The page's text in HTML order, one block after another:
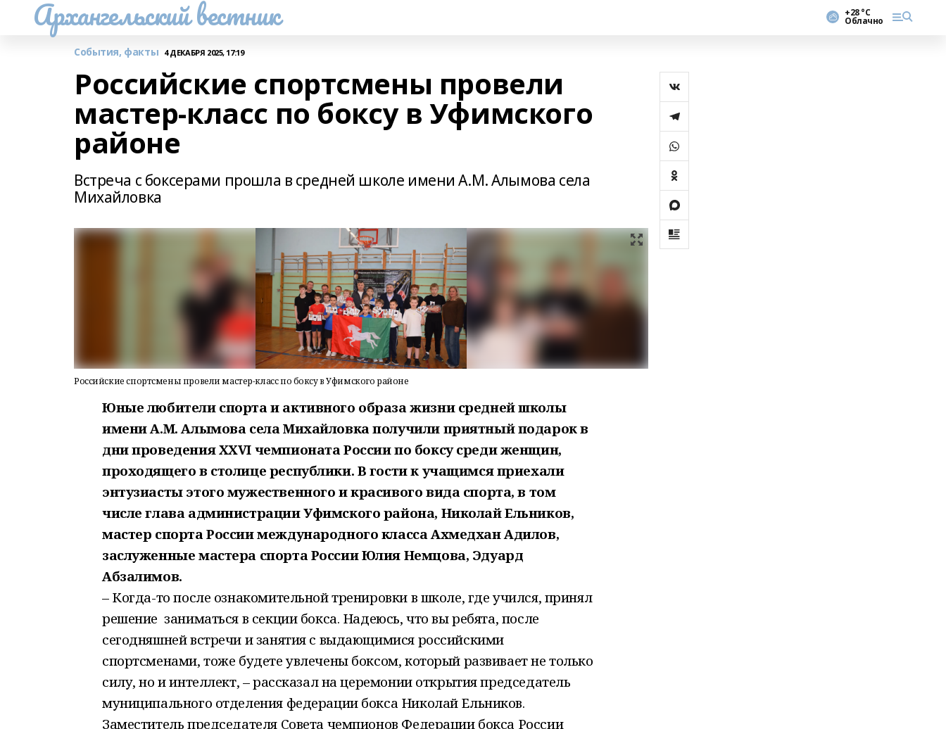
Архангельский вестник +28 °С
Облачно
События, факты 4 ДЕКАБРЯ 2025, 17:19
Российские спортсмены провели
мастер-класс по боксу в Уфимского
районе
Встреча с боксерами прошла в средней школе имени А.М. Алымова села
Михайловка
Российские спортсмены провели мастер-класс по боксу в Уфимского районе
Юные любители спорта и активного образа жизни средней школы
имени А.М. Алымова села Михайловка получили приятный подарок в
дни проведения XXVI чемпионата России по боксу среди женщин,
проходящего в столице республики. В гости к учащимся приехали
энтузиасты этого мужественного и красивого вида спорта, в том
числе глава администрации Уфимского района, Николай Ельников,
мастер спорта России международного класса Ахмедхан Адилов,
заслуженные мастера спорта России Юлия Немцова, Эдуард
Абзалимов.
– Когда-то после ознакомительной тренировки в школе, где учился, принял
решение заниматься в секции бокса. Надеюсь, что вы ребята, после
сегодняшней встречи и занятия с выдающимися российскими
спортсменами, тоже будете увлечены боксом, который развивает не только
силу, но и интеллект, – рассказал на церемонии открытия председатель
муниципального отделения федерации бокса Николай Ельников.
Заместитель председателя Совета чемпионов Федерации бокса России